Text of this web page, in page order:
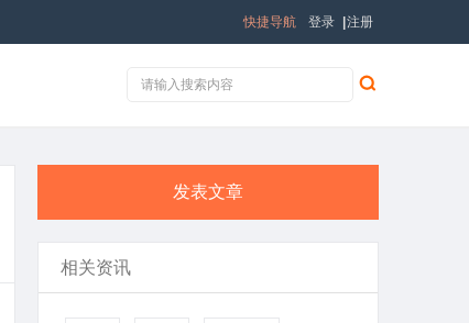
登录 注册
快捷导航
发表文章
相关资讯